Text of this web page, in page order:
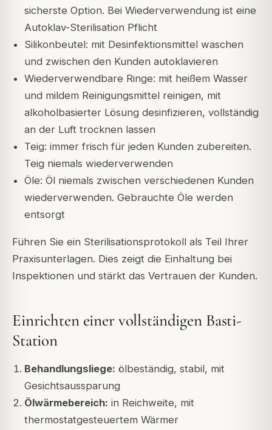
sicherste Option. Bei Wiederverwendung ist eine
Autoklav-Sterilisation Pflicht
Silikonbeutel: mit Desinfektionsmittel waschen
und zwischen den Kunden autoklavieren
Wiederverwendbare Ringe: mit heißem Wasser
und mildem Reinigungsmittel reinigen, mit
alkoholbasierter Lösung desinfizieren, vollständig
an der Luft trocknen lassen
Teig: immer frisch für jeden Kunden zubereiten.
Teig niemals wiederverwenden
Öle: Öl niemals zwischen verschiedenen Kunden
wiederverwenden. Gebrauchte Öle werden
entsorgt
Führen Sie ein Sterilisationsprotokoll als Teil Ihrer
Praxisunterlagen. Dies zeigt die Einhaltung bei
Inspektionen und stärkt das Vertrauen der Kunden.
Einrichten einer vollständigen Basti-
Station
Behandlungsliege: ölbeständig, stabil, mit
Gesichtsaussparung
Ölwärmebereich: in Reichweite, mit
thermostatgesteuertem Wärmer